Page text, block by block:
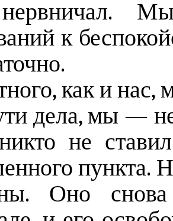
к
как и
дела, мы — не
не
пункта.
Оно